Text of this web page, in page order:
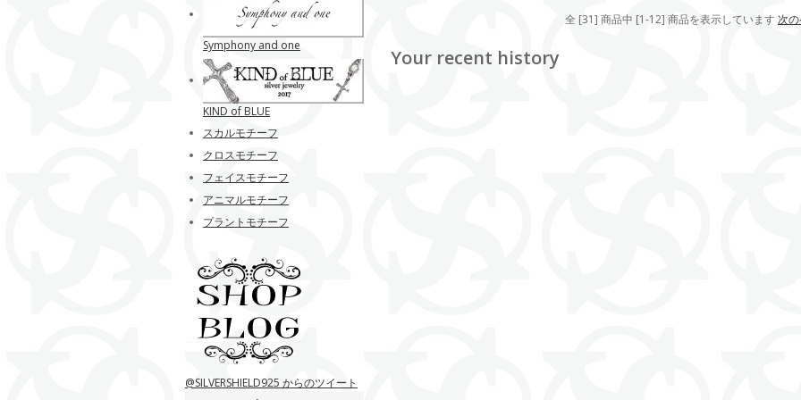
全 [31] 商品中 [1-12] 商品を表示しています 次
Your recent history
Symphony and one
KIND of BLUE
スカルモチーフ
クロスモチーフ
フェイスモチーフ
アニマルモチーフ
プラントモチーフ
@SILVERSHIELD925 からのツイート